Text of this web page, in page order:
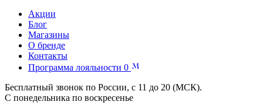
Акции
Блог
Магазины
О бренде
Контакты
Программа лояльности 0
Бесплатный звонок по России, с 11 до 20 (МСК).
С понедельника по воскресенье